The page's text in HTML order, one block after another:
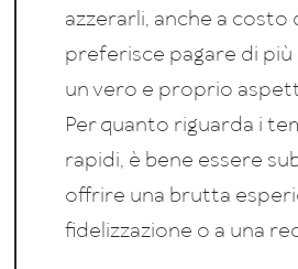
azzerarli, anche a
preferisce pagare di
un vero e proprio
Per quanto riguarda i
rapidi, è bene essere
offrire una brutta
fidelizzazione o a una